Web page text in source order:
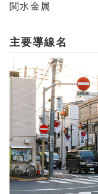
関水金属
主要導線名